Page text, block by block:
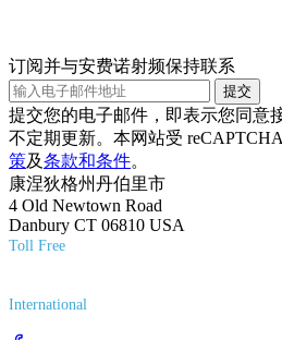
订阅并与安费诺射频保持联系
提交
提交您的电子邮件，即表示您同意
不定期更新。本网站受 reCAPTCHA
策及条款和条件。
康涅狄格州丹伯里市
4 Old Newtown Road
Danbury CT 06810 USA
Toll Free
International